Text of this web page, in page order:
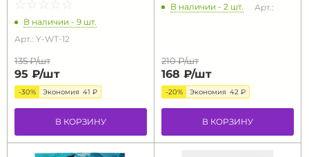
☆ ☆ ☆ ☆ ☆
★ ★ ★ ★ ★
В наличии - 9 шт.
Арт.: Y-WT-12
135 ₽/шт
95 ₽/шт
-30% Экономия 41 ₽
В КОРЗИНУ
В наличии - 2 шт. Арт.:
210 ₽/шт
168 ₽/шт
-20% Экономия 42 ₽
В КОРЗИНУ